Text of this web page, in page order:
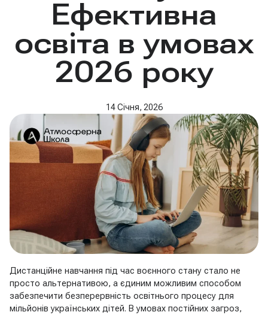
Ефективна
освіта в умовах
2026 року
14 Січня, 2026
Дистанційне навчання під час воєнного стану стало не
просто альтернативою, а єдиним можливим способом
забезпечити безперервність освітнього процесу для
мільйонів українських дітей. В умовах постійних загроз,